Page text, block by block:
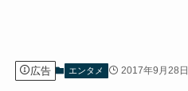
広告 エンタメ 2017年9月28日